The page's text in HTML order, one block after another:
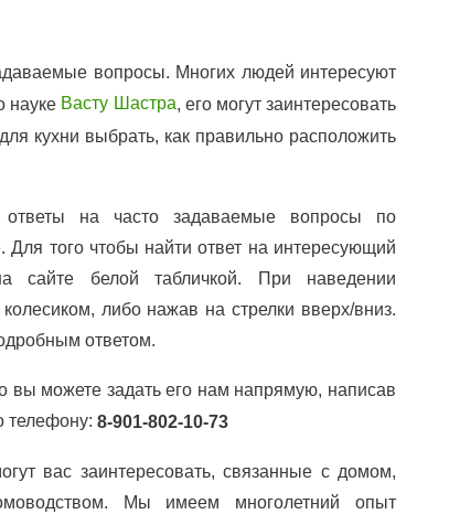
вопросы. Многих людей интересуют
науке Васту Шастра, его могут заинтересовать
кухни выбрать, как правильно расположить
на часто задаваемые вопросы по
того чтобы найти ответ на интересующий
сайте белой табличкой. При наведении
либо нажав на стрелки вверх/вниз.
ответом.
вы можете задать его нам напрямую, написав
телефону: 8-901-802-10-73
вас заинтересовать, связанные с домом,
Мы имеем многолетний опыт